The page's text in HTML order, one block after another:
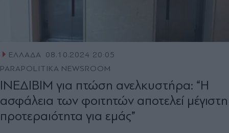
ΕΛΛΑΔΑ 08.10.2024 20:05
PARAPOLITIKA NEWSROOM
ΙΝΕΔΙΒΙΜ για πτώση ανελκυστήρα: “Η
ασφάλεια των φοιτητών αποτελεί μέγιστη
προτεραιότητα για εμάς”